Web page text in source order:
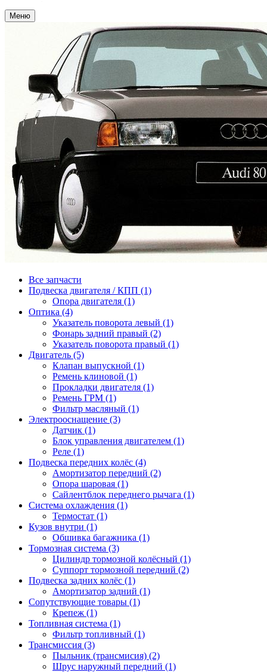
Меню
Все запчасти
Подвеска двигателя / КПП (1)
Опора двигателя (1)
Оптика (4)
Указатель поворота левый (1)
Фонарь задний правый (2)
Указатель поворота правый (1)
Двигатель (5)
Клапан выпускной (1)
Ремень клиновой (1)
Прокладки двигателя (1)
Ремень ГРМ (1)
Фильтр масляный (1)
Электрооснащение (3)
Датчик (1)
Блок управления двигателем (1)
Реле (1)
Подвеска передних колёс (4)
Амортизатор передний (2)
Опора шаровая (1)
Сайлентблок переднего рычага (1)
Система охлаждения (1)
Термостат (1)
Кузов внутри (1)
Обшивка багажника (1)
Тормозная система (3)
Цилиндр тормозной колёсный (1)
Суппорт тормозной передний (2)
Подвеска задних колёс (1)
Амортизатор задний (1)
Сопутствующие товары (1)
Крепеж (1)
Топливная система (1)
Фильтр топливный (1)
Трансмиссия (3)
Пыльник (трансмисия) (2)
Шрус наружный передний (1)